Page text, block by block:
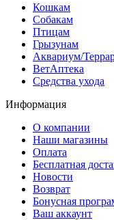
Кошкам
Собакам
Птицам
Грызунам
Аквариум/
ВетАптека
Средства ухода
Информация
О компании
Наши магазины
Оплата
Бесплатная
Новости
Возврат
Бонусная
Ваш аккаунт